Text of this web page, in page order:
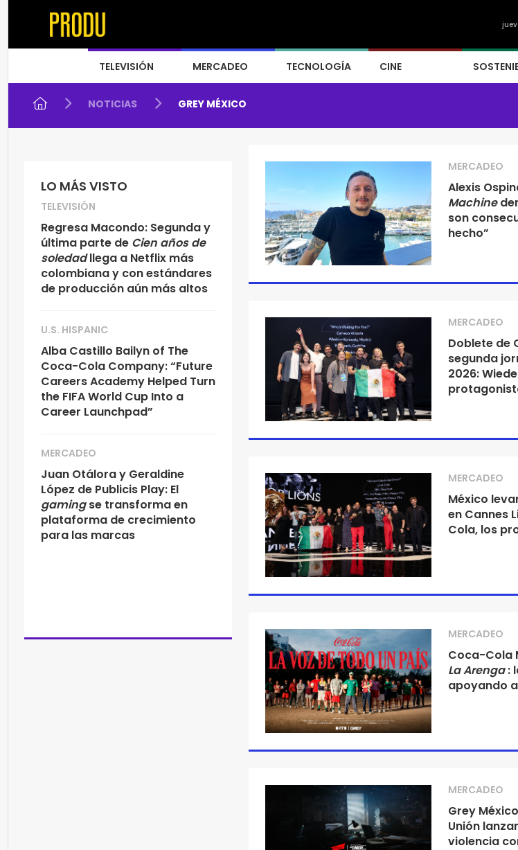
TELEVISIÓN MERCADEO TECNOLOGÍA CINE
NOTICIAS GREY MÉXICO
LO MÁS VISTO
TELEVISIÓN
Regresa Macondo: Segunda y
última parte de Cien años de
soledadllega a Netflix más
colombiana y con estándares
de producción aún más altos
U.S. HISPANIC
Alba Castillo Bailyn of The
Coca-Cola Company: “Future
Careers Academy Helped Turn
the FIFA World Cup Into a
Career Launchpad”
MERCADEO
Juan Otálora y Geraldine
López de Publicis Play: El
gamingse transforma en
plataforma de crecimiento
para las marcas
MERCADEO
Alexis
Machine
son
hecho”
MERCADEO
Doblete de
segunda
2026:
MERCADEO
México
en Cannes
Cola, los
MERCADEO
Coca-Cola
La Arenga:
apoyando
MERCADEO
Grey
Unión
violencia